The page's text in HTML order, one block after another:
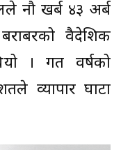
नौ खर्ब ४३ अर्ब
वैदेशिक
। गत वर्षको
व्यापार घाटा